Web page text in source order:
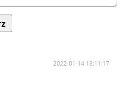
2022-01-14 18:11:17